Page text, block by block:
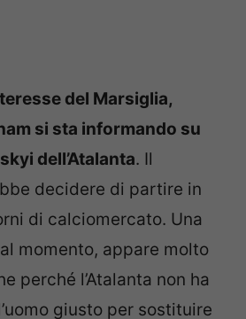
del Marsiglia,
si sta informando su
dell’Atalanta. Il
decidere di partire in
di calciomercato. Una
momento, appare molto
perché l’Atalanta non ha
giusto per sostituire